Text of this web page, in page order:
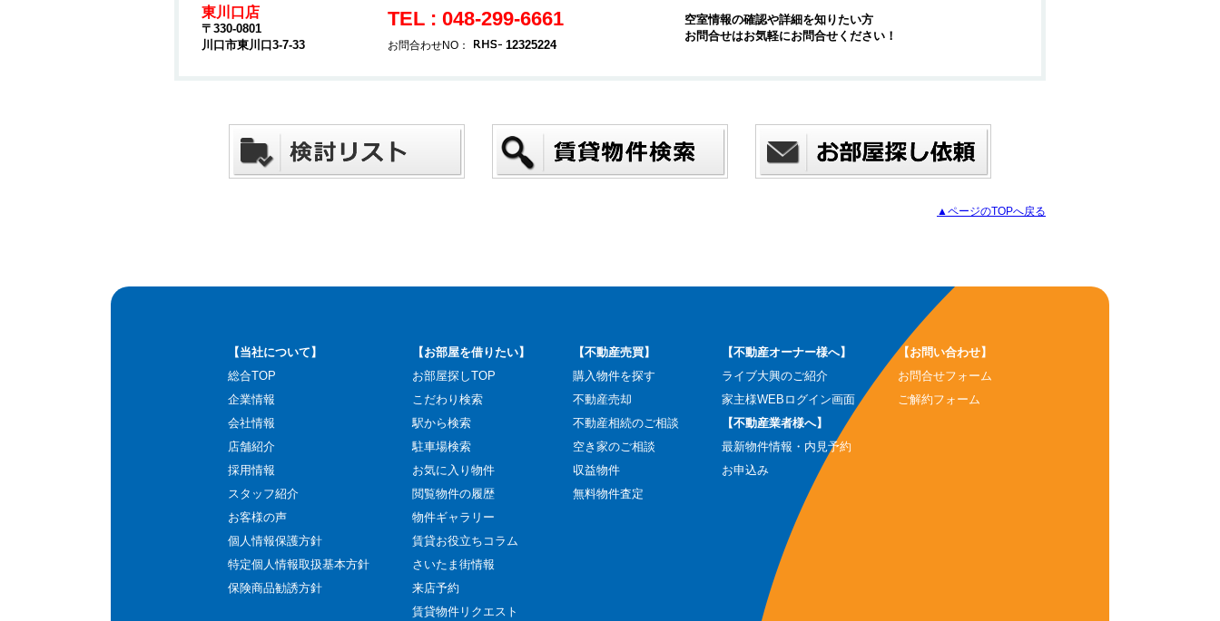
東川口店
〒330-0801
川口市東川口3-7-33
TEL : 048-299-6661
お問合わせNO： 12325224
空室情報の確認や詳細を知りたい方
お問合せはお気軽にお問合せください！
▲ページのTOPへ戻る
【当社について】
総合TOP
企業情報
会社情報
店舗紹介
採用情報
スタッフ紹介
お客様の声
個人情報保護方針
特定個人情報取扱基本方針
保険商品勧誘方針
【お部屋を借りたい】
お部屋探しTOP
こだわり検索
駅から検索
駐車場検索
お気に入り物件
閲覧物件の履歴
物件ギャラリー
賃貸お役立ちコラム
さいたま街情報
来店予約
賃貸物件リクエスト
【不動産売買】
購入物件を探す
不動産売却
不動産相続のご相談
空き家のご相談
収益物件
無料物件査定
【不動産オーナー様へ】
ライブ大興のご紹介
家主様WEBログイン画面
【不動産業者様へ】
最新物件情報・内見予約
お申込み
【お問い合わせ】
お問合せフォーム
ご解約フォーム